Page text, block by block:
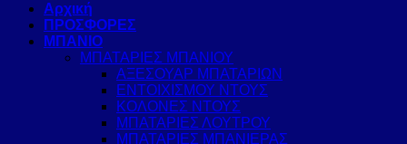
Αρχική
ΠΡΟΣΦΟΡΕΣ
ΜΠΑΝΙΟ
ΜΠΑΤΑΡΙΕΣ ΜΠΑΝΙΟΥ
ΑΞΕΣΟΥΑΡ ΜΠΑΤΑΡΙΩΝ
ΕΝΤΟΙΧΙΣΜΟΥ ΝΤΟΥΣ
ΚΟΛΟΝΕΣ ΝΤΟΥΣ
ΜΠΑΤΑΡΙΕΣ ΛΟΥΤΡΟΥ
ΜΠΑΤΑΡΙΕΣ ΜΠΑΝΙΕΡΑΣ